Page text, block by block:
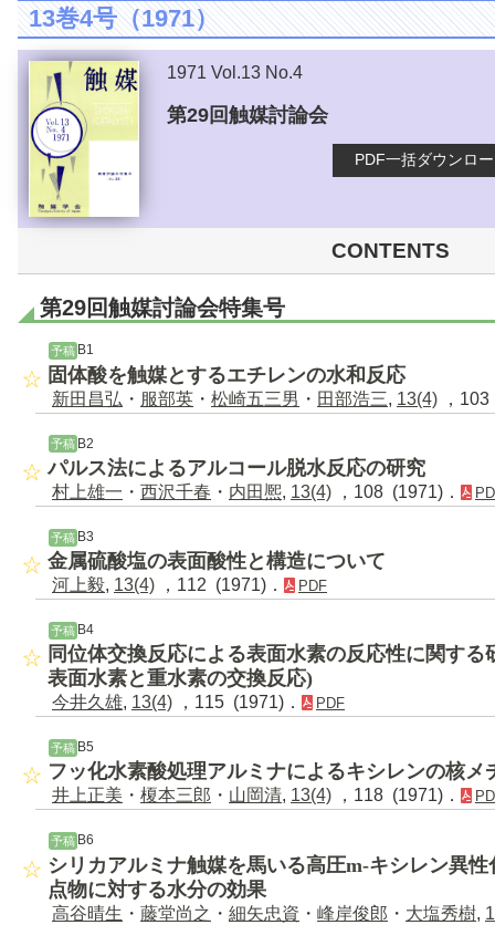
13巻4号（1971）
1971 Vol.13 No.4
第29回触媒討論会
PDF一括ダウンロ
CONTENTS
第29回触媒討論会特集号
予稿 B1
固体酸を触媒とするエチレンの水和反応
新田昌弘 ・ 服部英 ・ 松崎五三男 ・ 田部浩三, 13(4) ，
予稿 B2
パルス法によるアルコール脱水反応の研究
村上雄一 ・ 西沢千春 ・ 内田熈, 13(4) ，108 (1971)．
予稿B3
金属硫酸塩の表面酸性と構造について
河上毅, 13(4) ，112 (1971)． PDF
予稿 B4
同位体交換反応による表面水素の反応性に関す
表面水素と重水素の交換反応)
今井久雄, 13(4) ，115 (1971)． PDF
予稿 B5
フッ化水素酸処理アルミナによるキシレンの核メ
井上正美 ・ 榎本三郎 ・ 山岡清, 13(4) ，118 (1971)．
予稿 B6
シリカアルミナ触媒を馬いる高圧m-キシレン異
点物に対する水分の効果
高谷晴生 ・ 藤堂尚之 ・ 細矢忠資 ・ 峰岸俊郎 ・ 大塩秀樹,